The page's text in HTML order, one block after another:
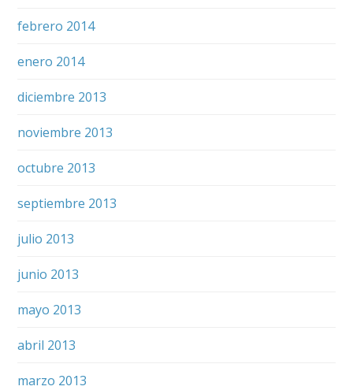
febrero 2014
enero 2014
diciembre 2013
noviembre 2013
octubre 2013
septiembre 2013
julio 2013
junio 2013
mayo 2013
abril 2013
marzo 2013